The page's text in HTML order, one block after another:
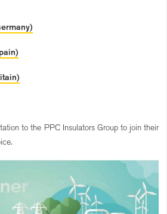
to the PPC Insulators Group to join their